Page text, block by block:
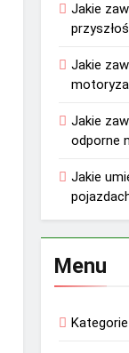
Jakie
Jakie
Jakie
odporne
Jakie
Menu